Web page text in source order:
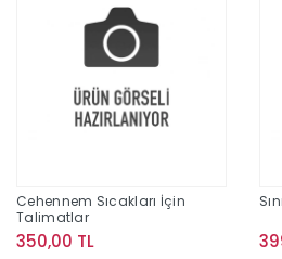
Cehennem Sıcakları İçin
Talimatlar
350,00 TL